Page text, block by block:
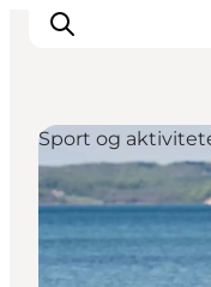
Det sker
Oplevelser
Spisesteder
Sport og